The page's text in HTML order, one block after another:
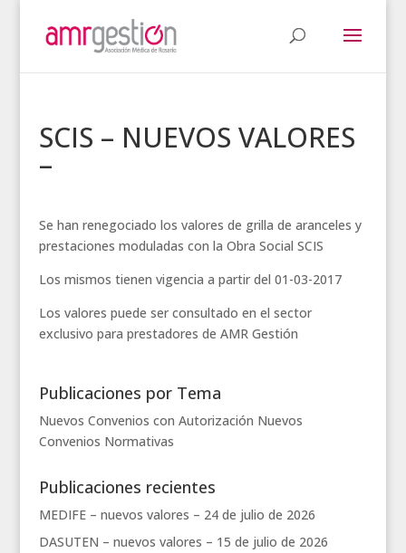
SCIS – NUEVOS VALORES
–
Se han renegociado los valores de grilla de aranceles y
prestaciones moduladas con la Obra Social SCIS
Los mismos tienen vigencia a partir del 01-03-2017
Los valores puede ser consultado en el sector
exclusivo para prestadores de AMR Gestión
Publicaciones por Tema
Nuevos Convenios con Autorización Nuevos
Convenios Normativas
Publicaciones recientes
MEDIFE – nuevos valores – 24 de julio de 2026
DASUTEN – nuevos valores – 15 de julio de 2026